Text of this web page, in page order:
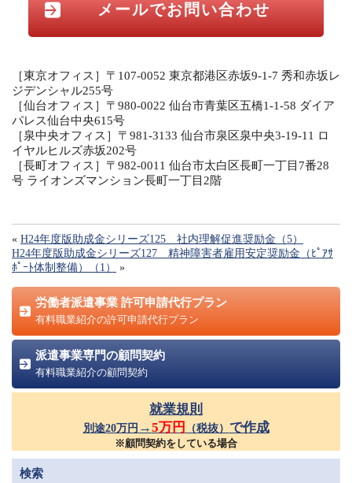
メールでお問い合わせ
［東京オフィス］〒107-0052 東京都港区赤坂9-1-7 秀和赤坂レ
ジデンシャル255号
［仙台オフィス］〒980-0022 仙台市青葉区五橋1-1-58 ダイア
パレス仙台中央615号
［泉中央オフィス］〒981-3133 仙台市泉区泉中央3-19-11 ロ
イヤルヒルズ赤坂202号
［長町オフィス］〒982-0011 仙台市太白区長町一丁目7番28
号 ライオンズマンション長町一丁目2階
« H24年度版助成金シリーズ125 社内理解促進奨励金（5）
H24年度版助成金シリーズ127 精神障害者雇用安定奨励金（ﾋﾟｱｻ
ﾎﾟｰﾄ体制整備）（1）
»
労働者派遣事業 許可申請代行プラン
有料職業紹介の許可申請代行プラン
派遣事業専門の顧問契約
有料職業紹介の顧問契約
就業規則
別途20万円 →5万円 （税抜） で作成
※顧問契約をしている場合
検索